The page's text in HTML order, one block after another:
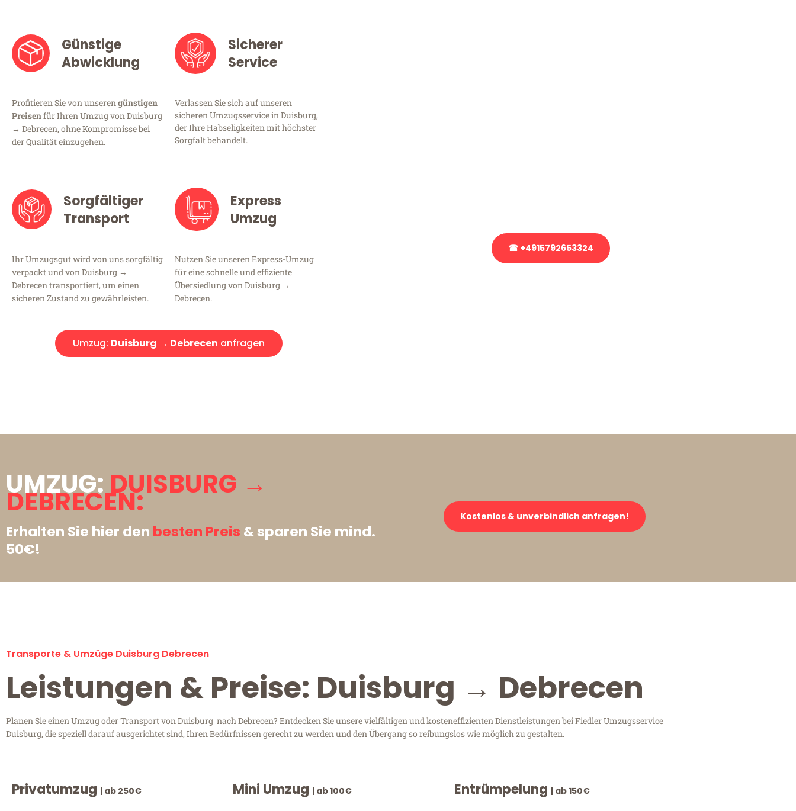
Günstige
Abwicklung
Profitieren Sie von unserengünstigen
Preisenfür Ihren Umzug von Duisburg
→ Debrecen, ohne Kompromisse bei
der Qualität einzugehen.
Sicherer
Service
Verlassen Sie sich auf unseren
sicheren Umzugsservice in Duisburg,
der Ihre Habseligkeiten mit höchster
Sorgfalt behandelt.
Sorgfältiger
Transport
Ihr Umzugsgut wird von uns sorgfältig
verpackt und von Duisburg →
Debrecen transportiert, um einen
sicheren Zustand zu gewährleisten.
Express
Umzug
Nutzen Sie unseren Express-Umzug
für eine schnelle und effiziente
Übersiedlung von Duisburg →
Debrecen.
Umzug: Duisburg → Debrecen anfragen
☎ +4915792653324
UMZUG:DUISBURG →
DEBRECEN:
Erhalten Sie hier den besten Preis & sparen Sie mind.
50€!
Kostenlos & unverbindlich anfragen!
Transporte & Umzüge Duisburg Debrecen
Leistungen & Preise: Duisburg → Debrecen
Planen Sie einen Umzug oder Transport von Duisburg nach Debrecen? Entdecken Sie unsere vielfältigen und kosteneffizienten Dienstleistungen bei Fiedler Umzugsservice
Duisburg, die speziell darauf ausgerichtet sind, Ihren Bedürfnissen gerecht zu werden und den Übergang so reibungslos wie möglich zu gestalten.
Privatumzug | ab 250€ Mini Umzug | ab 100€ Entrümpelung | ab 150€